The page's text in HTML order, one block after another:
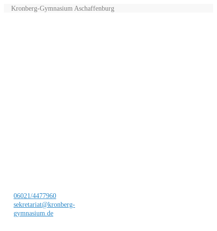
Kronberg-Gymnasium Aschaffenburg
06021/4477960
sekretariat@kronberg-
gymnasium.de